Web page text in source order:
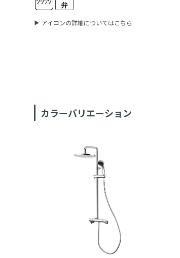
アイコンの詳細についてはこちら
カラーバリエーション